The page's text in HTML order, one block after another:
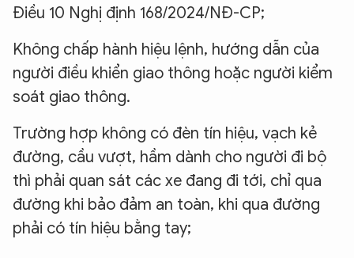
Điều 10 Nghị định 168/2024/NĐ-CP;
Không chấp hành hiệu lệnh, hướng dẫn của
người điều khiển giao thông hoặc người kiểm
soát giao thông.
Trường hợp không có đèn tín hiệu, vạch kẻ
đường, cầu vượt, hầm dành cho người đi bộ
thì phải quan sát các xe đang đi tới, chỉ qua
đường khi bảo đảm an toàn, khi qua đường
phải có tín hiệu bằng tay;